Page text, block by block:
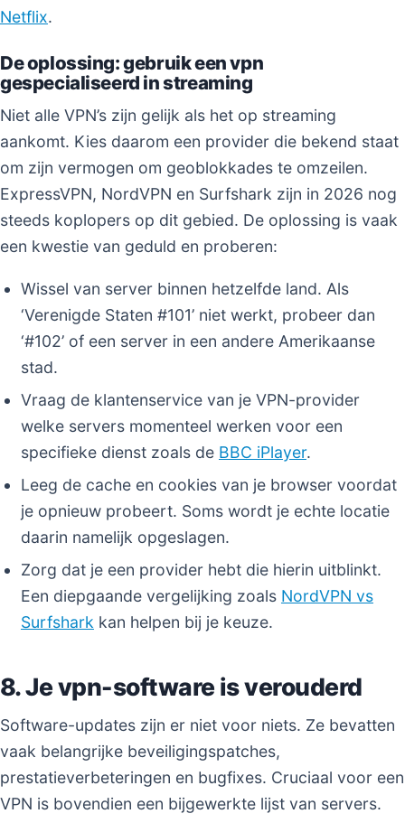
Netflix.
De oplossing: gebruik een vpn
gespecialiseerd in streaming
Niet alle VPN’s zijn gelijk als het op streaming
aankomt. Kies daarom een provider die bekend staat
om zijn vermogen om geoblokkades te omzeilen.
ExpressVPN, NordVPN en Surfshark zijn in 2026 nog
steeds koplopers op dit gebied. De oplossing is vaak
een kwestie van geduld en proberen:
Wissel van server binnen hetzelfde land. Als
‘Verenigde Staten #101’ niet werkt, probeer dan
‘#102’ of een server in een andere Amerikaanse
stad.
Vraag de klantenservice van je VPN-provider
welke servers momenteel werken voor een
specifieke dienst zoals de BBC iPlayer.
Leeg de cache en cookies van je browser voordat
je opnieuw probeert. Soms wordt je echte locatie
daarin namelijk opgeslagen.
Zorg dat je een provider hebt die hierin uitblinkt.
Een diepgaande vergelijking zoals NordVPN vs
Surfshark kan helpen bij je keuze.
8. Je vpn-software is verouderd
Software-updates zijn er niet voor niets. Ze bevatten
vaak belangrijke beveiligingspatches,
prestatieverbeteringen en bugfixes. Cruciaal voor een
VPN is bovendien een bijgewerkte lijst van servers.